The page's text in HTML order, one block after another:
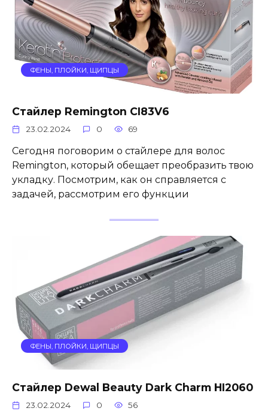
ФЕНЫ, ПЛОЙКИ, ЩИПЦЫ
Стайлер Remington CI83V6
23.02.2024 0 69
Сегодня поговорим о стайлере для волос
Remington, который обещает преобразить твою
укладку. Посмотрим, как он справляется с
задачей, рассмотрим его функции
ФЕНЫ, ПЛОЙКИ, ЩИПЦЫ
Стайлер Dewal Beauty Dark Charm HI2060
23.02.2024 0 56